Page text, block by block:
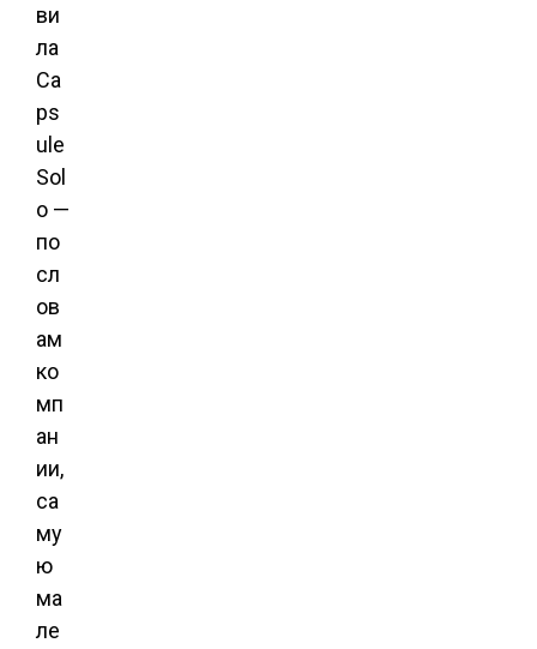
ви
ла
Ca
ps
ule
Sol
o —
по
сл
ов
ам
ко
мп
ан
ии,
са
му
ю
ма
ле